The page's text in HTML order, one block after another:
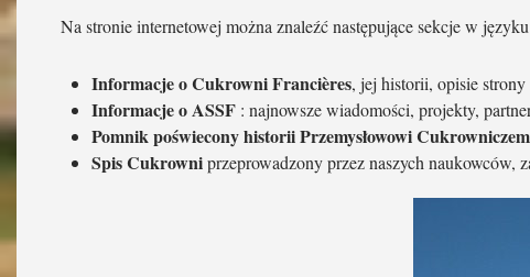
Na stronie internetowej można znaleźć następujące sekcje w
Informacje o Cukrowni Francières, jej historii, opisie
Informacje o ASSF : najnowsze wiadomości, projekty,
Pomnik poświecony historii Przemysłowowi
Spis Cukrowniprzeprowadzony przez naszych